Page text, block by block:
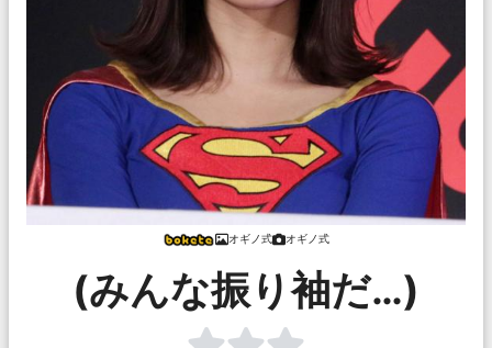
オギノ式 オギノ式
(みんな振り袖だ…)